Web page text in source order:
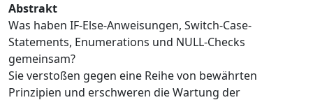
Abstrakt
Was haben IF-Else-Anweisungen, Switch-Case-
Statements, Enumerations und NULL-Checks
gemeinsam?
Sie verstoßen gegen eine Reihe von bewährten
Prinzipien und erschweren die Wartung der